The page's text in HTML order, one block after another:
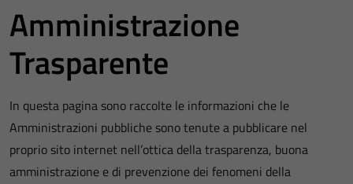
Amministrazione
Trasparente
In questa pagina sono raccolte le informazioni che le
Amministrazioni pubbliche sono tenute a pubblicare nel
proprio sito internet nell’ottica della trasparenza, buona
amministrazione e di prevenzione dei fenomeni della